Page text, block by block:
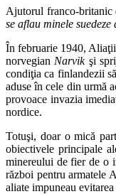
Ajutorul franco-britanic
se aflau minele
În februarie 1940, Aliaţii
norvegian Narvikşi
condiţia ca finlandezii
aduse în cele din urmă
provoace invazia
nordice.
Totuşi, doar o mică
obiectivele principale
minereului de fier de o
război pentru armatele
aliate impuneau